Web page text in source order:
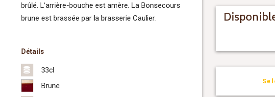
brûlé. L’arrière-bouche est amère. La Bonsecours
brune est brassée par la brasserie Caulier.
Détails
33cl
Brune